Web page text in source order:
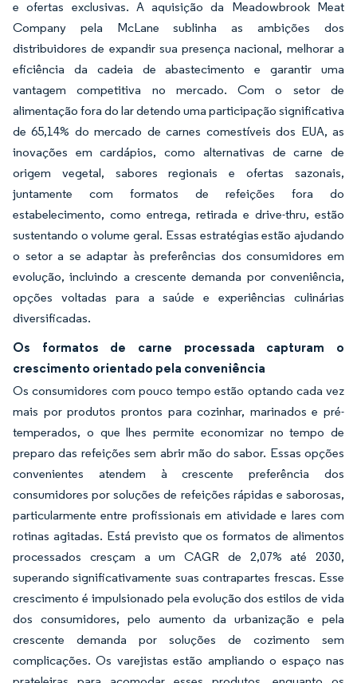
e ofertas exclusivas. A aquisição da Meadowbrook Meat
Company pela McLane sublinha as ambições dos
distribuidores de expandir sua presença nacional, melhorar a
eficiência da cadeia de abastecimento e garantir uma
vantagem competitiva no mercado. Com o setor de
alimentação fora do lar detendo uma participação significativa
de 65,14% do mercado de carnes comestíveis dos EUA, as
inovações em cardápios, como alternativas de carne de
origem vegetal, sabores regionais e ofertas sazonais,
juntamente com formatos de refeições fora do
estabelecimento, como entrega, retirada e drive-thru, estão
sustentando o volume geral. Essas estratégias estão ajudando
o setor a se adaptar às preferências dos consumidores em
evolução, incluindo a crescente demanda por conveniência,
opções voltadas para a saúde e experiências culinárias
diversificadas.
Os formatos de carne processada capturam o
crescimento orientado pela conveniência
Os consumidores com pouco tempo estão optando cada vez
mais por produtos prontos para cozinhar, marinados e pré-
temperados, o que lhes permite economizar no tempo de
preparo das refeições sem abrir mão do sabor. Essas opções
convenientes atendem à crescente preferência dos
consumidores por soluções de refeições rápidas e saborosas,
particularmente entre profissionais em atividade e lares com
rotinas agitadas. Está previsto que os formatos de alimentos
processados cresçam a um CAGR de 2,07% até 2030,
superando significativamente suas contrapartes frescas. Esse
crescimento é impulsionado pela evolução dos estilos de vida
dos consumidores, pelo aumento da urbanização e pela
crescente demanda por soluções de cozimento sem
complicações. Os varejistas estão ampliando o espaço nas